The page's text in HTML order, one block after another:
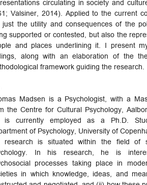
circulating in society and
Valsiner, 2014). Applied to the current
just the utility and consequences of the
supported or contested, but also the
and places underlining it. I present
along with an elaboration of the
framework guiding the research.
Madsen is a Psychologist, with a
the Centre for Cultural Psychology,
is currently employed as a Ph.D.
of Psychology, University of
research is situated within the field of
In his research, he is
processes taking place in
in which knowledge, ideas, and